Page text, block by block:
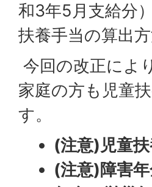
和3年5月支給分
扶養手当の算出
今回の改正によ
家庭の方も児童
す。
(注意)児童
(注意)障害